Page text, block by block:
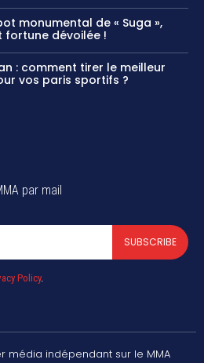
monumental de « Suga »,
dévoilée !
: comment tirer le meilleur
vos paris sportifs ?
par mail
SUBSCRIBE
Policy.
média indépendant sur le MMA